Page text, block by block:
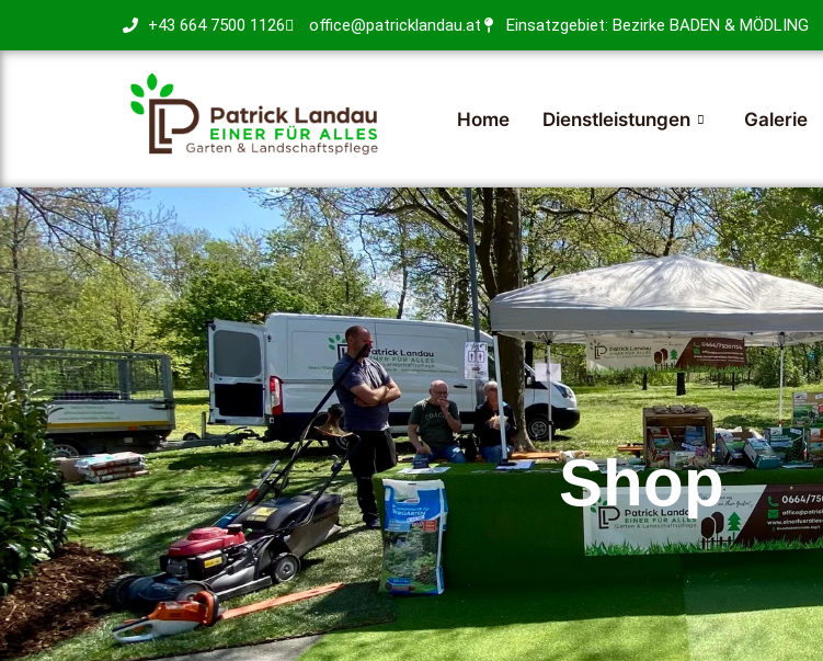
+43 664 7500 1126 office@patricklandau.at Einsatzgebiet: Bezirke BADEN & MÖDLING
Home Dienstleistungen Galerie
Shop